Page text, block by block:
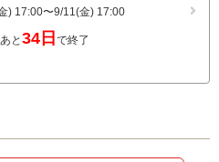
) 17:00〜9/11(金) 17:00
あと 34日 で終了